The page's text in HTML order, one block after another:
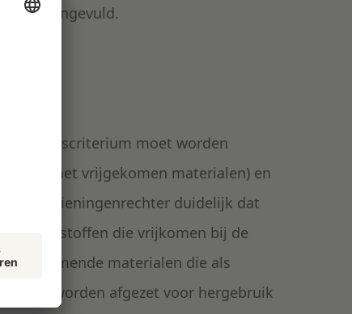
ingevuld.
moet worden
met vrijgekomen materialen) en
de voorzieningenrechter duidelijk dat
grondstoffen die vrijkomen bij de
vrijkomende materialen die als
worden afgezet voor hergebruik